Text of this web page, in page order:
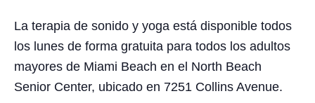
La terapia de sonido y yoga está disponible todos
los lunes de forma gratuita para todos los adultos
mayores de Miami Beach en el North Beach
Senior Center, ubicado en 7251 Collins Avenue.